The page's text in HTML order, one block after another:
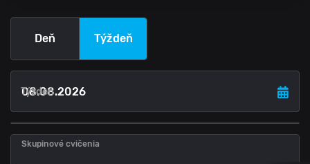
Deň Týždeň
Týždeň
Skupinové cvičenia